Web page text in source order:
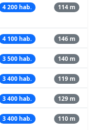
4 200 hab. 114 m
4 100 hab. 146 m
3 500 hab. 140 m
3 400 hab. 119 m
3 400 hab. 129 m
3 400 hab. 110 m